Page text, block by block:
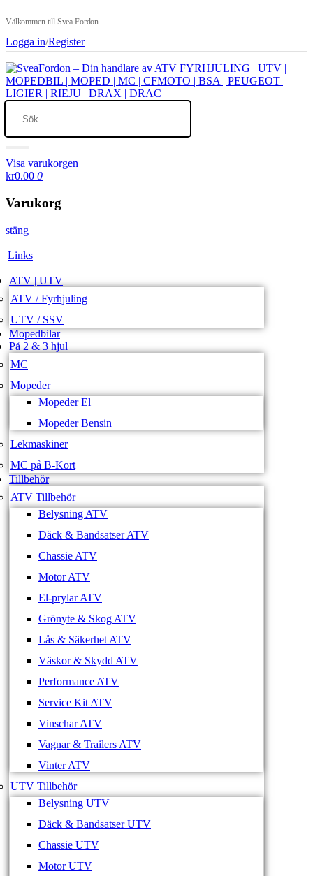
Välkommen till Svea Fordon
Logga in/Register
Visa varukorgen
kr0.00 0
Varukorg
stäng
Links
ATV | UTV
ATV / Fyrhjuling
UTV / SSV
Mopedbilar
På 2 & 3 hjul
MC
Mopeder
Mopeder El
Mopeder Bensin
Lekmaskiner
MC på B-Kort
Tillbehör
ATV Tillbehör
Belysning ATV
Däck & Bandsatser ATV
Chassie ATV
Motor ATV
El-prylar ATV
Grönyte & Skog ATV
Lås & Säkerhet ATV
Väskor & Skydd ATV
Performance ATV
Service Kit ATV
Vinschar ATV
Vagnar & Trailers ATV
Vinter ATV
UTV Tillbehör
Belysning UTV
Däck & Bandsatser UTV
Chassie UTV
Motor UTV